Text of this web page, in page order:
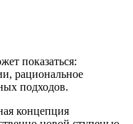
показаться:
рациональное
подходов.
концепция